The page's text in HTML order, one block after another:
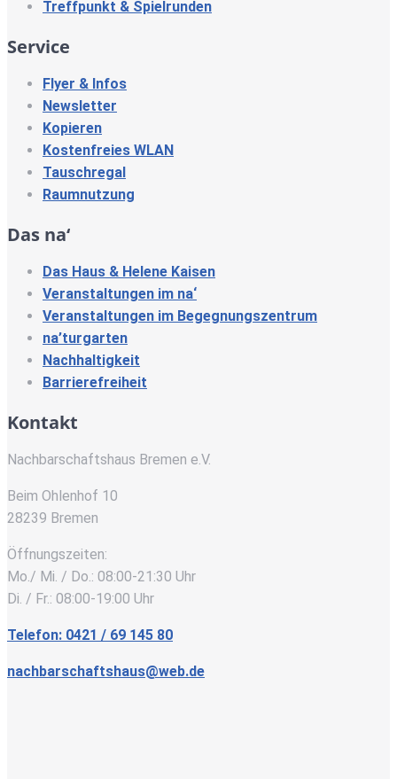
Treffpunkt & Spielrunden
Service
Flyer & Infos
Newsletter
Kopieren
Kostenfreies WLAN
Tauschregal
Raumnutzung
Das na‘
Das Haus & Helene Kaisen
Veranstaltungen im na‘
Veranstaltungen im Begegnungszentrum
na’turgarten
Nachhaltigkeit
Barrierefreiheit
Kontakt
Nachbarschaftshaus Bremen e.V.
Beim Ohlenhof 10
28239 Bremen
Öffnungszeiten:
Mo./ Mi. / Do.: 08:00-21:30 Uhr
Di. / Fr.: 08:00-19:00 Uhr
Telefon: 0421 / 69 145 80
nachbarschaftshaus@web.de